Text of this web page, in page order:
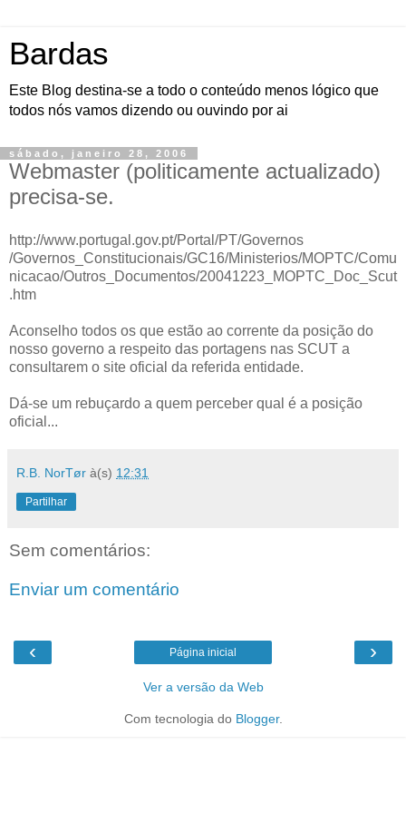
Bardas
Este Blog destina-se a todo o conteúdo menos lógico que
todos nós vamos dizendo ou ouvindo por ai
sábado, janeiro 28, 2006
Webmaster (politicamente actualizado)
precisa-se.
http://www.portugal.gov.pt/Portal/PT/Governos
/Governos_Constitucionais/GC16/Ministerios/MOPTC/Comu
nicacao/Outros_Documentos/20041223_MOPTC_Doc_Scut
.htm
Aconselho todos os que estão ao corrente da posição do
nosso governo a respeito das portagens nas SCUT a
consultarem o site oficial da referida entidade.
Dá-se um rebuçardo a quem perceber qual é a posição
oficial...
R.B. NorTør à(s) 12:31
Partilhar
Sem comentários:
Enviar um comentário
‹ ›
Página inicial
Ver a versão da Web
Com tecnologia do Blogger.